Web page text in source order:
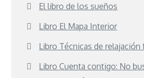
El libro de los sueños
Libro El Mapa Interior
Libro Técnicas de relajación
Libro Cuenta contigo: No